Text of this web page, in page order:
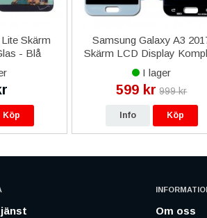
Skärm
- Blå
Köp
Samsung Galaxy A3
Skärm LCD Display
Original - Blå mist
I lager
599 kr 999 kr
Info Köp
Om oss